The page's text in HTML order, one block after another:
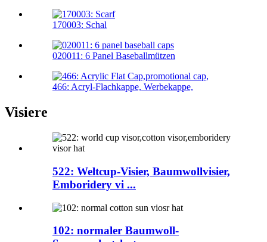
170003: Schal
020011: 6 Panel Baseballmützen
466: Acryl-Flachkappe, Werbekappe,
Visiere
522: Weltcup-Visier, Baumwollvisier,
Emboridery vi ...
102: normaler Baumwoll-